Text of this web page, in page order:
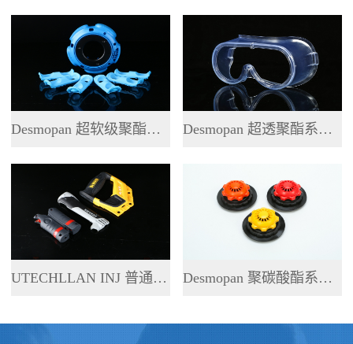
Desmopan 超软级聚酯系列 TPU Desmopan 超透聚酯系列 TPU
UTECHLLAN INJ 普通聚酯系列 TPU Desmopan 聚碳酸酯系列 TPU